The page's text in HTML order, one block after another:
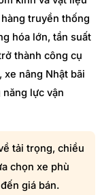
truyền thống
hóa lớn, tần suất
thành công cụ
nâng Nhật bãi
lực vận
tải trọng, chiều
chọn xe phù
giá bán.